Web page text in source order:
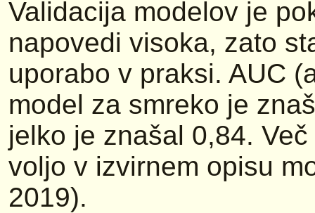
Validacija modelov je
napovedi visoka, zato
uporabo v praksi. AUC
model za smreko je
jelko je znašal 0,84.
voljo v izvirnem opisu
2019).